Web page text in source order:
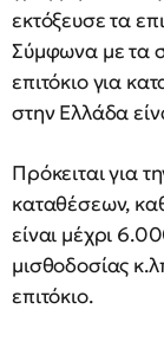
εκτόξευσε τα
Σύμφωνα με τα
επιτόκιο για
στην Ελλάδα
Πρόκειται για
καταθέσεων,
είναι μέχρι
μισθοδοσίας
επιτόκιο.